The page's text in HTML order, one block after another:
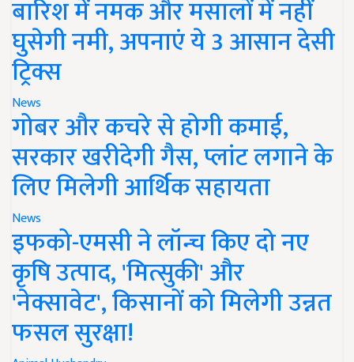
बारिश में नमक और मसालों में नहीं
घुसेगी नमी, अपनाएं ये 3 आसान देसी
ट्रिक्स
News
गोबर और कचरे से होगी कमाई,
सरकार खरीदेगी गैस, प्लांट लगाने के
लिए मिलेगी आर्थिक सहायता
News
इफको-एमसी ने लॉन्च किए दो नए
कृषि उत्पाद, 'मित्सुकी' और
'नेक्सावेट', किसानों को मिलेगी उन्नत
फसल सुरक्षा!